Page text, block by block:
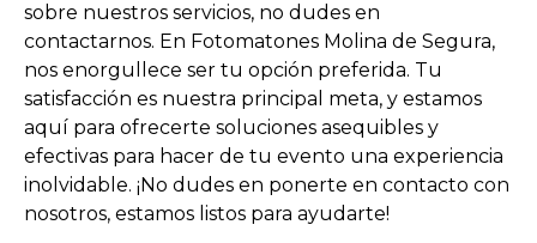
sobre nuestros servicios, no dudes en
contactarnos. En Fotomatones Molina de Segura,
nos enorgullece ser tu opción preferida. Tu
satisfacción es nuestra principal meta, y estamos
aquí para ofrecerte soluciones asequibles y
efectivas para hacer de tu evento una experiencia
inolvidable. ¡No dudes en ponerte en contacto con
nosotros, estamos listos para ayudarte!